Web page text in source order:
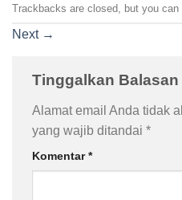
Trackbacks are closed, but you can
Next →
Tinggalkan Balasan
Alamat email Anda tidak
yang wajib ditandai *
Komentar*